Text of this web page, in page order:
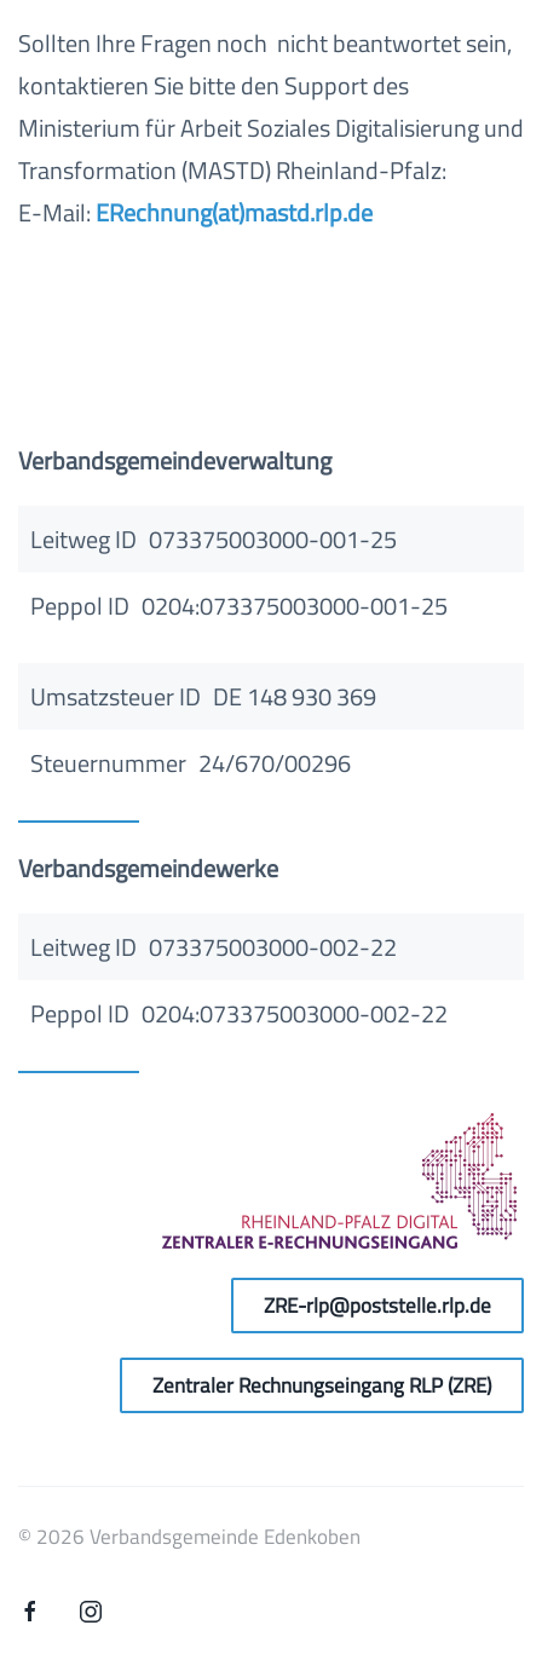
Sollten Ihre Fragen noch nicht beantwortet sein,
kontaktieren Sie bitte den Support des
Ministerium für Arbeit Soziales Digitalisierung und
Transformation (MASTD) Rheinland-Pfalz:
E-Mail:ERechnung(at)mastd.rlp.de
Verbandsgemeindeverwaltung
Leitweg ID 073375003000-001-25
Peppol ID 0204:073375003000-001-25
Umsatzsteuer ID DE 148 930 369
Steuernummer 24/670/00296
Verbandsgemeindewerke
Leitweg ID 073375003000-002-22
Peppol ID 0204:073375003000-002-22
ZRE-rlp@poststelle.rlp.de
Zentraler Rechnungseingang RLP (ZRE)
© 2026Verbandsgemeinde Edenkoben